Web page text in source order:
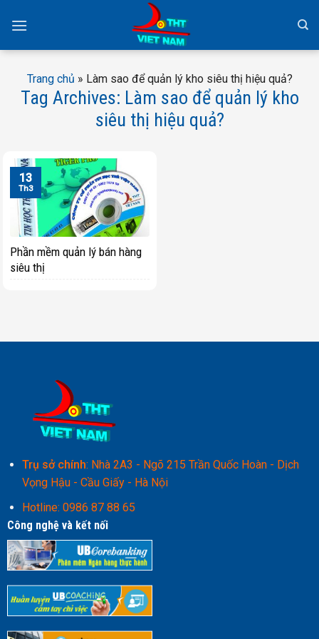
Trang chủ » Làm sao để quản lý kho siêu thị hiệu quả?
Tag Archives: Làm sao để quản lý kho
siêu thị hiệu quả?
Phần mềm quản lý bán hàng
siêu thị
13
Th3
Trụ sở chính: Nhà 2A3 - Ngõ 215 Trần Quốc Hoàn - Dịch
Vọng Hậu - Cầu Giấy - Hà Nội
Hotline: 0986 87 88 65
Công nghệ và kết nối